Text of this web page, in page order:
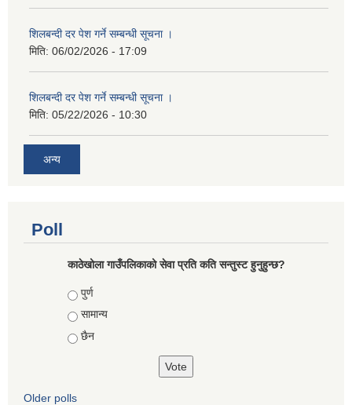
शिलबन्दी दर पेश गर्ने सम्बन्धी सूचना ।
मिति: 06/02/2026 - 17:09
शिलबन्दी दर पेश गर्ने सम्बन्धी सूचना ।
मिति: 05/22/2026 - 10:30
अन्य
Poll
काठेखोला गाउँपलिकाको सेवा प्रति कति सन्तुस्ट हुनुहुन्छ?
Choices
पुर्ण
सामान्य
छैन
Older polls